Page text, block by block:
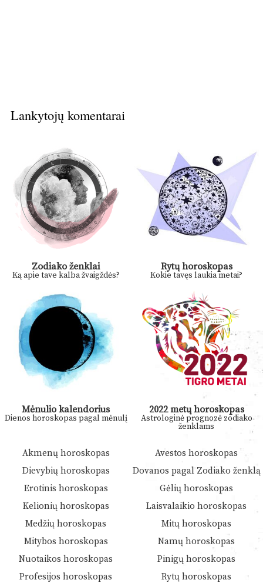
Lankytojų komentarai
Zodiako ženklai
Ką apie tave kalba žvaigždės?
Rytų horoskopas
Kokie tavęs laukia metai?
Mėnulio kalendorius
Dienos horoskopas pagal mėnulį
2022 metų horoskopas
Astrologinė prognozė zodiako
ženklams
Akmenų horoskopas
Avestos horoskopas
Dievybių horoskopas
Dovanos pagal Zodiako ženklą
Erotinis horoskopas
Gėlių horoskopas
Kelionių horoskopas
Laisvalaikio horoskopas
Medžių horoskopas
Mitų horoskopas
Mitybos horoskopas
Namų horoskopas
Nuotaikos horoskopas
Pinigų horoskopas
Profesijos horoskopas
Rytų horoskopas